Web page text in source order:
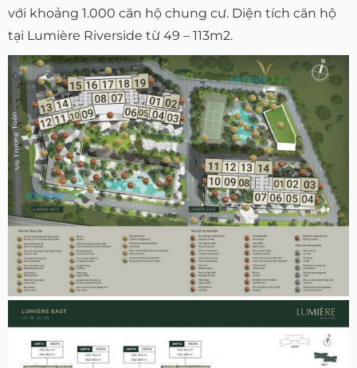
với khoảng 1.000 căn hộ chung cư. Diện tích căn hộ
tại Lumière Riverside từ 49 – 113m2.